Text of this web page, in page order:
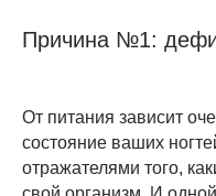
Причина №1:
От питания зависит
состояние ваших
отражателями того,